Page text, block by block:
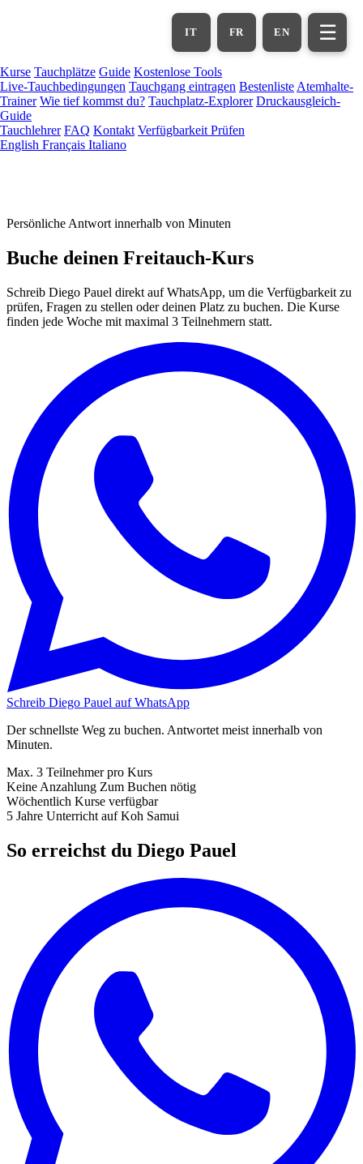
EN
FR
IT ☰
Kurse Tauchplätze Guide Kostenlose Tools
Live-Tauchbedingungen Tauchgang eintragen Bestenliste Atemhalte-
Trainer Wie tief kommst du? Tauchplatz-Explorer Druckausgleich-
Guide
Tauchlehrer FAQ Kontakt Verfügbarkeit Prüfen
English Français Italiano
Persönliche Antwort innerhalb von Minuten
Buche deinen Freitauch-Kurs
Schreib Diego Pauel direkt auf WhatsApp, um die Verfügbarkeit zu
prüfen, Fragen zu stellen oder deinen Platz zu buchen. Die Kurse
finden jede Woche mit maximal 3 Teilnehmern statt.
Schreib Diego Pauel auf WhatsApp
Der schnellste Weg zu buchen. Antwortet meist innerhalb von
Minuten.
Max. 3 Teilnehmer pro Kurs
Keine Anzahlung Zum Buchen nötig
Wöchentlich Kurse verfügbar
5 Jahre Unterricht auf Koh Samui
So erreichst du Diego Pauel